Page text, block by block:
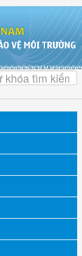
lệ người dân tham